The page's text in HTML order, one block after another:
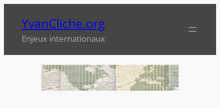
contenu
YvanCliche.org
Enjeux internationaux